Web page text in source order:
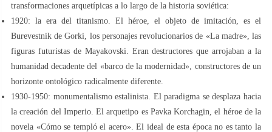
transformaciones arquetípicas a lo largo de la historia soviética:
1920: la era del titanismo. El héroe, el objeto de imitación, es el
Burevestnik de Gorki, los personajes revolucionarios de «La madre», las
figuras futuristas de Mayakovski. Eran destructores que arrojaban a la
humanidad decadente del «barco de la modernidad», constructores de un
horizonte ontológico radicalmente diferente.
1930-1950: monumentalismo estalinista. El paradigma se desplaza hacia
la creación del Imperio. El arquetipo es Pavka Korchagin, el héroe de la
novela «Cómo se templó el acero». El ideal de esta época no es tanto la